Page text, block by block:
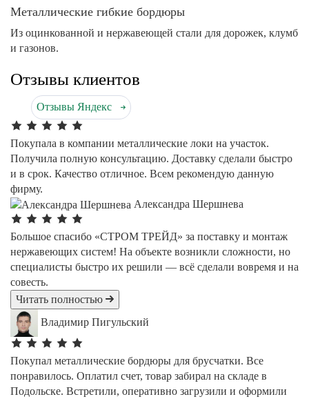
Металлические гибкие бордюры
Из оцинкованной и нержавеющей стали для дорожек, клумб
и газонов.
Отзывы клиентов
Отзывы Яндекс
Покупала в компании металлические локи на участок.
Получила полную консультацию. Доставку сделали быстро
и в срок. Качество отличное. Всем рекомендую данную
фирму.
Александра Шершнева
Большое спасибо «СТРОМ ТРЕЙД» за поставку и монтаж
нержавеющих систем! На объекте возникли сложности, но
специалисты быстро их решили — всё сделали вовремя и на
совесть.
Читать полностью
Владимир Пигульский
Покупал металлические бордюры для брусчатки. Все
понравилось. Оплатил счет, товар забирал на складе в
Подольске. Встретили, оперативно загрузили и оформили